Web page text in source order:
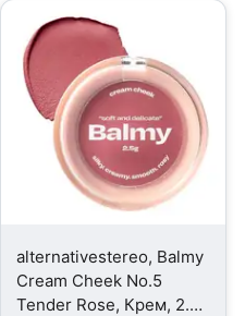
alternativestereo, Balmy
Cream Cheek No.5
Tender Rose, Крем, 2.5